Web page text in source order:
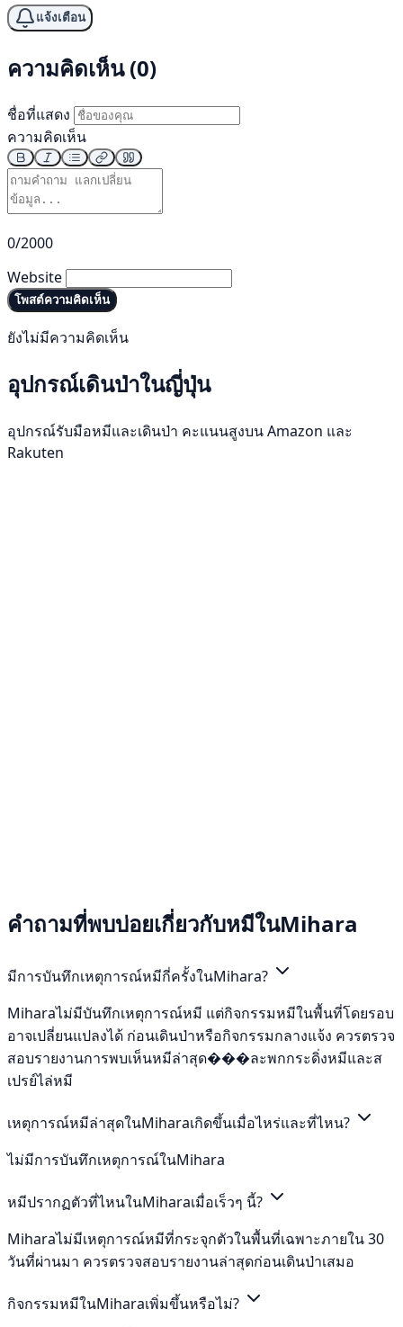
แจ้งเตือน
ความคิดเห็น (0)
ชื่อที่แสดง
ความคิดเห็น
0/2000
Website
โพสต์ความคิดเห็น
ยังไม่มีความคิดเห็น
อุปกรณ์เดินป่าในญี่ปุ่น
อุปกรณ์รับมือหมีและเดินป่า คะแนนสูงบน Amazon และ
Rakuten
คำถามที่พบบ่อยเกี่ยวกับหมีในMihara
มีการบันทึกเหตุการณ์หมีกี่ครั้งในMihara?
Miharaไม่มีบันทึกเหตุการณ์หมี แต่กิจกรรมหมีในพื้นที่โดยรอบ
อาจเปลี่ยนแปลงได้ ก่อนเดินป่าหรือกิจกรรมกลางแจ้ง ควรตรวจ
สอบรายงานการพบเห็นหมีล่าสุด���ละพกกระดิ่งหมีและส
เปรย์ไล่หมี
เหตุการณ์หมีล่าสุดในMiharaเกิดขึ้นเมื่อไหร่และที่ไหน?
ไม่มีการบันทึกเหตุการณ์ในMihara
หมีปรากฏตัวที่ไหนในMiharaเมื่อเร็วๆ นี้?
Miharaไม่มีเหตุการณ์หมีที่กระจุกตัวในพื้นที่เฉพาะภายใน 30
วันที่ผ่านมา ควรตรวจสอบรายงานล่าสุดก่อนเดินป่าเสมอ
กิจกรรมหมีในMiharaเพิ่มขึ้นหรือไม่?